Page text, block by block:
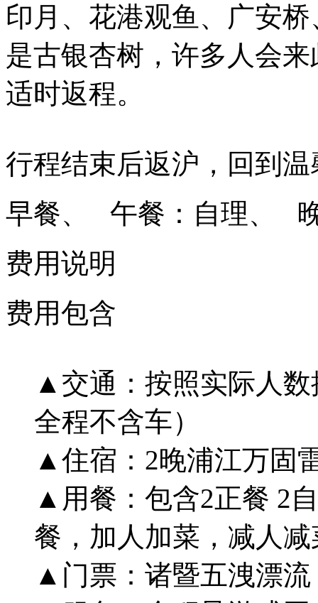
印月、花港观鱼、广安
是古银杏树，许多人会
适时返程。
行程结束后返沪，回到
早餐、 午餐：自理、
费用说明
费用包含
▲交通：按照实际人
全程不含车）
▲住宿：2晚浦江万固
▲用餐：包含2正餐 2
餐，加人加菜，减人
▲门票：诸暨五洩漂流